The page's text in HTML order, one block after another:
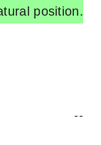
position.
--